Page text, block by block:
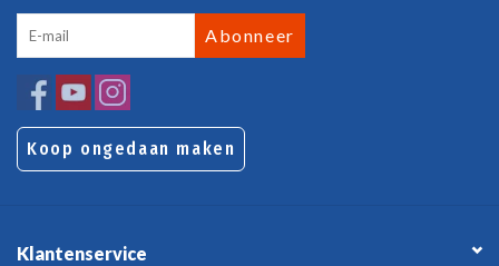
Abonneer
Koop ongedaan maken
Klantenservice